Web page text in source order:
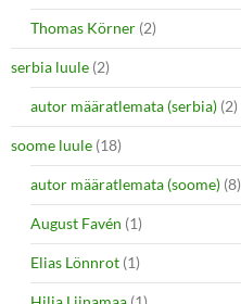
Thomas Körner (2)
serbia luule (2)
autor määratlemata (serbia) (2)
soome luule (18)
autor määratlemata (soome) (8)
August Favén (1)
Elias Lönnrot (1)